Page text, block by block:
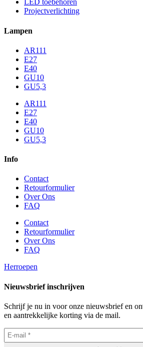
LED toebehoren
Projectverlichting
Lampen
AR111
E27
E40
GU10
GU5,3
AR111
E27
E40
GU10
GU5,3
Info
Contact
Retourformulier
Over Ons
FAQ
Contact
Retourformulier
Over Ons
FAQ
Herroepen
Nieuwsbrief inschrijven
Schrijf je nu in voor onze nieuwsbrief en
en aantrekkelijke korting via de mail.